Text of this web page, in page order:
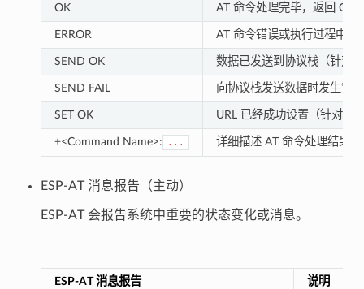
OK AT 命令处理完毕，返回 OK
ERROR AT 命令错误或执行过程中发
SEND OK 数据已发送到协议栈（针对
SEND FAIL 向协议栈发送数据时发生错
SET OK URL 已经成功设置（针对于
+<Command Name>: ... 详细描述 AT 命令处理结果
ESP-AT 消息报告（主动）
ESP-AT 会报告系统中重要的状态变化或消息。
ESP-AT 消息报告 说明